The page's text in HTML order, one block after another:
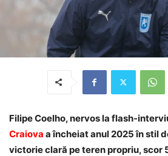
Filipe Coelho, nervos la flash-
Craiova a încheiat anul 2025 în stil
victorie clară pe teren propriu, scor